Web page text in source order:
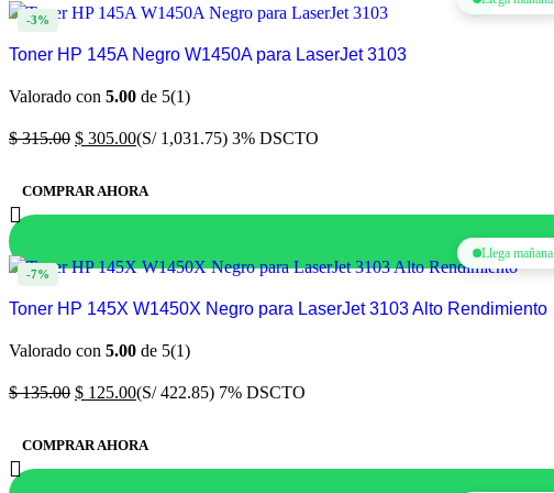
Toner HP 145A Negro W1450A para LaserJet 3103
Valorado con 5.00 de 5(1)
$315.00 $ 305.00(S/ 1,031.75) 3% DSCTO
-3%
COMPRAR AHORA
Toner HP 145X W1450X Negro para LaserJet 3103 Alto Rendimiento
Valorado con 5.00 de 5(1)
$135.00 $ 125.00(S/ 422.85) 7% DSCTO
-7%
COMPRAR AHORA
Llega mañana